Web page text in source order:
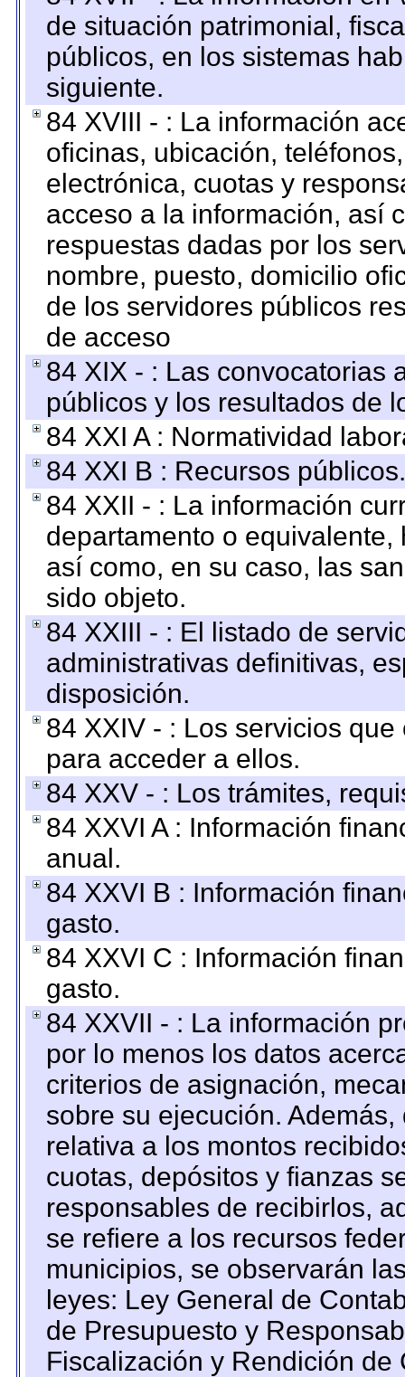
de situación patrimonial,
públicos, en los sistemas
siguiente.
84 XVIII - : La información
oficinas, ubicación,
electrónica, cuotas y
acceso a la información, así
respuestas dadas por los
nombre, puesto, domicilio
de los servidores públicos
de acceso
84 XIX - : Las convocatorias
públicos y los resultados de
84 XXI A : Normatividad
84 XXI B : Recursos públicos.
84 XXII - : La información
departamento o
así como, en su caso, las
sido objeto.
84 XXIII - : El listado de
administrativas definitivas,
disposición.
84 XXIV - : Los servicios
para acceder a ellos.
84 XXV - : Los trámites,
84 XXVI A : Información
anual.
84 XXVI B : Información
gasto.
84 XXVI C : Información
gasto.
84 XXVII - : La información
por lo menos los datos
criterios de asignación,
sobre su ejecución.
relativa a los montos
cuotas, depósitos y fianzas
responsables de recibirlos,
se refiere a los recursos
municipios, se observarán
leyes: Ley General de
de Presupuesto y
Fiscalización y Rendición